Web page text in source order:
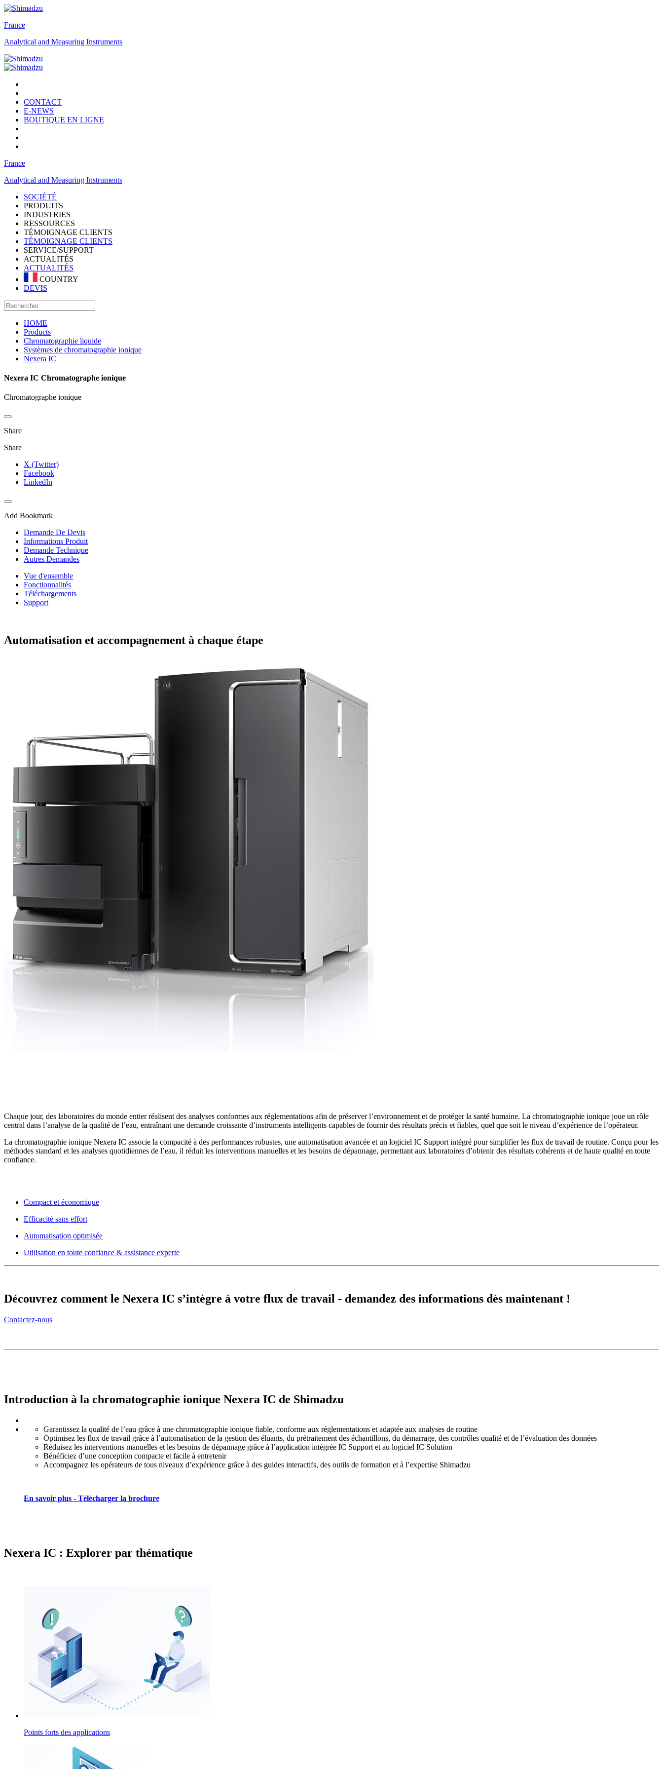
France
Analytical and Measuring Instruments
CONTACT
E-NEWS
BOUTIQUE EN LIGNE
France
Analytical and Measuring Instruments
SOCIÉTÉ
PRODUITS
INDUSTRIES
RESSOURCES
TÉMOIGNAGE CLIENTS
TÉMOIGNAGE CLIENTS
SERVICE/SUPPORT
ACTUALITÉS
ACTUALITÉS
COUNTRY
DEVIS
HOME
Products
Chromatographie liquide
Systèmes de chromatographie ionique
Nexera IC
Nexera IC Chromatographe ionique
Chromatographe ionique
Share
Share
X (Twitter)
Facebook
LinkedIn
Add Bookmark
Demande De Devis
Informations Produit
Demande Technique
Autres Demandes
Vue d'ensemble
Fonctionnalités
Téléchargements
Support
Automatisation et accompagnement à chaque étape
Chaque jour, des laboratoires du monde entier réalisent des analyses conformes aux réglementations afin de préserver l’environnement et de protéger la santé humaine. La chromatographie ionique joue un rôle
central dans l’analyse de la qualité de l’eau, entraînant une demande croissante d’instruments intelligents capables de fournir des résultats précis et fiables, quel que soit le niveau d’expérience de l’opérateur.
La chromatographie ionique Nexera IC associe la compacité à des performances robustes, une automatisation avancée et un logiciel IC Support intégré pour simplifier les flux de travail de routine. Conçu pour les
méthodes standard et les analyses quotidiennes de l’eau, il réduit les interventions manuelles et les besoins de dépannage, permettant aux laboratoires d’obtenir des résultats cohérents et de haute qualité en toute
confiance.
Compact et économique
Efficacité sans effort
Automatisation optimisée
Utilisation en toute confiance & assistance experte
Découvrez comment le Nexera IC s’intègre à votre flux de travail - demandez des informations dès maintenant !
Contactez-nous
Introduction à la chromatographie ionique Nexera IC de Shimadzu
Garantissez la qualité de l’eau grâce à une chromatographie ionique fiable, conforme aux réglementations et adaptée aux analyses de routine
Optimisez les flux de travail grâce à l’automatisation de la gestion des éluants, du prétraitement des échantillons, du démarrage, des contrôles qualité et de l’évaluation des données
Réduisez les interventions manuelles et les besoins de dépannage grâce à l’application intégrée IC Support et au logiciel IC Solution
Bénéficiez d’une conception compacte et facile à entretenir
Accompagnez les opérateurs de tous niveaux d’expérience grâce à des guides interactifs, des outils de formation et à l’expertise Shimadzu
En savoir plus - Télécharger la brochure
Nexera IC : Explorer par thématique
Points forts des applications